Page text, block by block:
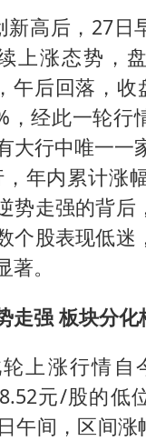
多所高校取
薛之谦杭州
张本智和：
新高后，27日
上涨态势，
午后回落，收
，经此一轮行
大行中唯一一
年内累计涨幅
势走强的背后
个股表现低迷
。
走强 板块分化
上涨行情自
元/股的低
午间，区间涨